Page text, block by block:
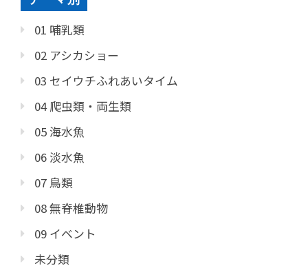
01 哺乳類
02 アシカショー
03 セイウチふれあいタイム
04 爬虫類・両生類
05 海水魚
06 淡水魚
07 鳥類
08 無脊椎動物
09 イベント
未分類